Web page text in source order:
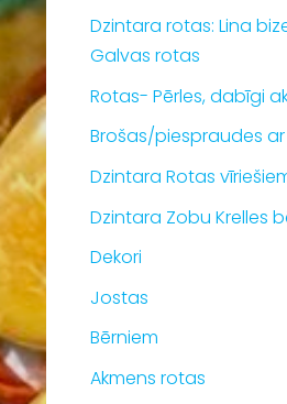
Dzintara rotas: Lina
Galvas rotas
Rotas- Pērles, dabīgi
Brošas/piespraudes
Dzintara Rotas
Dzintara Zobu Krelles
Dekori
Jostas
Bērniem
Akmens rotas